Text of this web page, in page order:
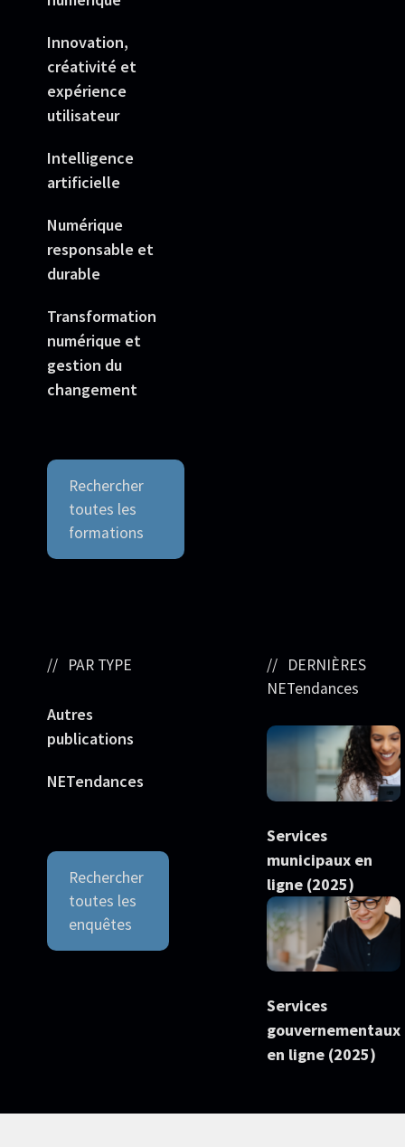
Innovation,
créativité et
expérience
utilisateur
Intelligence
artificielle
Numérique
responsable et
durable
Transformation
numérique et
gestion du
changement
Rechercher
toutes les
formations
PAR TYPE
Autres
publications
NETendances
Rechercher
toutes les
enquêtes
DERNIÈRES
NETendances
Services
municipaux en
ligne (2025)
Services
gouvernementaux
en ligne (2025)